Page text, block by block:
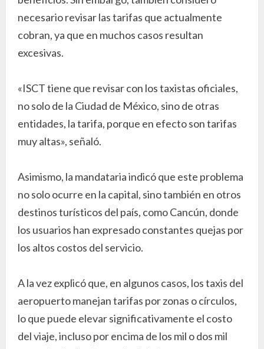
necesario revisar las tarifas que actualmente
cobran, ya que en muchos casos resultan
excesivas.
«ISCT tiene que revisar con los taxistas oficiales,
no solo de la Ciudad de México, sino de otras
entidades, la tarifa, porque en efecto son tarifas
muy altas», señaló.
Asimismo, la mandataria indicó que este problema
no solo ocurre en la capital, sino también en otros
destinos turísticos del país, como Cancún, donde
los usuarios han expresado constantes quejas por
los altos costos del servicio.
A la vez explicó que, en algunos casos, los taxis del
aeropuerto manejan tarifas por zonas o círculos,
lo que puede elevar significativamente el costo
del viaje, incluso por encima de los mil o dos mil